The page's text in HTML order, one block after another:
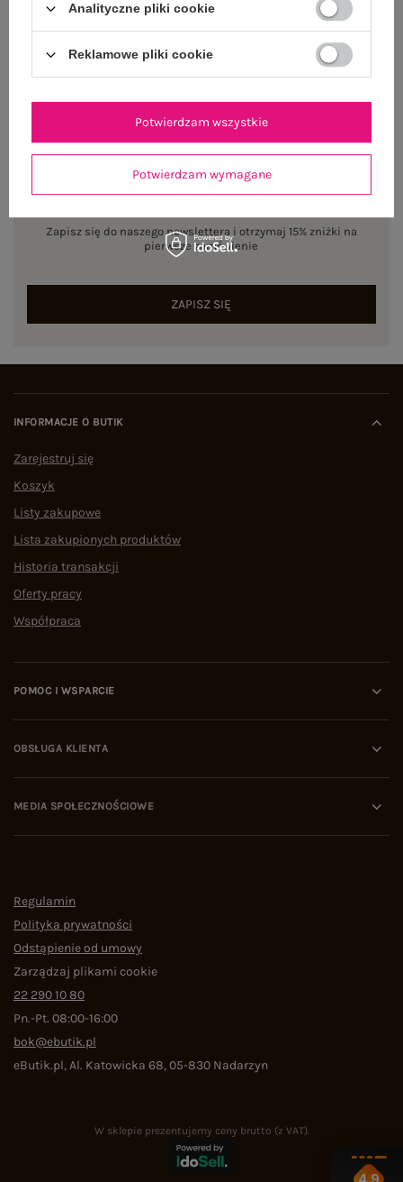
Rozmiar: One size
Dostępny
NEWSLETTER
Zapisz się do naszego newslettera i otrzymaj 15% zniżki na
pierwsze zamówienie
ZAPISZ SIĘ
INFORMACJE O BUTIK
Zarejestruj się
Koszyk
Listy zakupowe
Lista zakupionych produktów
Historia transakcji
Oferty pracy
Współpraca
POMOC I WSPARCIE
OBSŁUGA KLIENTA
MEDIA SPOŁECZNOŚCIOWE
Regulamin
Polityka prywatności
Odstąpienie od umowy
Zarządzaj plikami cookie
22 290 10 80
Pn.-Pt. 08:00-16:00
bok@ebutik.pl
eButik.pl,Al. Katowicka 68,05-830 Nadarzyn
W sklepie prezentujemy ceny brutto (z VAT).
4.9
Analityczne pliki cookie
Reklamowe pliki cookie
Potwierdzam wymagane
Potwierdzam wszystkie